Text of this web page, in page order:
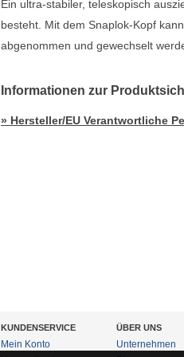
Ein ultra-stabiler, teleskopisch
besteht. Mit dem Snaplok-Kopf
abgenommen und gewechselt
Informationen zur
» Hersteller/EU Verantwortliche
KUNDENSERVICE
Mein Konto
ÜBER UNS
Unternehmen